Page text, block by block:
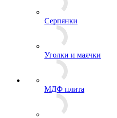
Серпянки
Уголки и маячки
МДФ плита